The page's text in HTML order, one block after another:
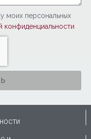
моих персональных
конфиденциальности